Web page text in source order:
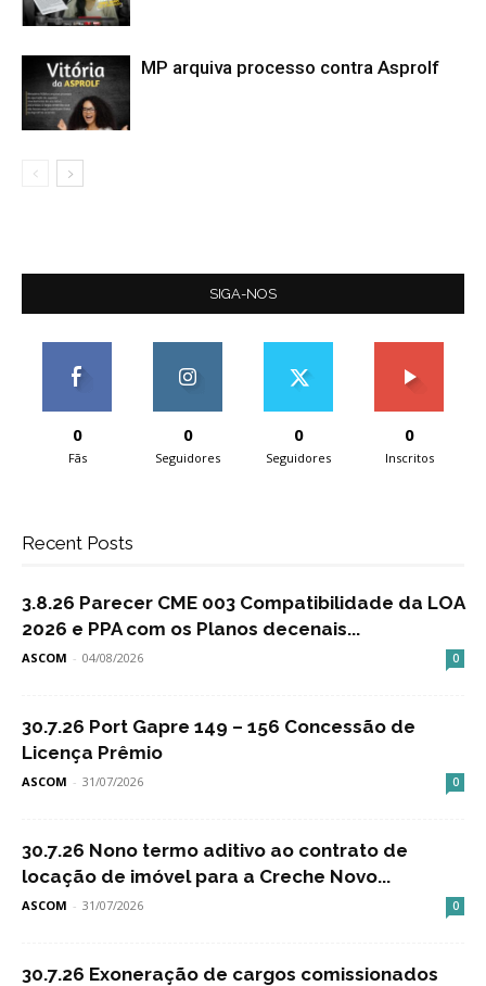
MP arquiva processo contra Asprolf
SIGA-NOS
0
Fãs
0
Seguidores
0
Seguidores
0
Inscritos
Recent Posts
3.8.26 Parecer CME 003 Compatibilidade da LOA
2026 e PPA com os Planos decenais...
ASCOM - 04/08/2026 0
30.7.26 Port Gapre 149 – 156 Concessão de
Licença Prêmio
ASCOM - 31/07/2026 0
30.7.26 Nono termo aditivo ao contrato de
locação de imóvel para a Creche Novo...
ASCOM - 31/07/2026 0
30.7.26 Exoneração de cargos comissionados